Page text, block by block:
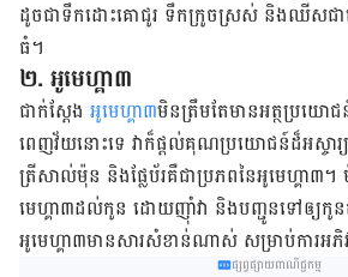
ដូចជា​ទឹក​ដោះ​គោ​ជូរ​ ទឹក​ក្រូច​ស្រស់​ និង​ឈីស​ជា​
ធំ​។
២. អូមេហ្គា​៣
​ជាក់​ស្ដែង​ អូមេហ្គា​៣​មិន​ត្រឹម​តែ​មាន​អត្ថប្រយោ
ពេញ​វ័យ​នោះ​ទេ​ វា​ក៏​ផ្ដល់​គុណប្រយោជន៍​ដ៏​អស្ចារ្យ​
ត្រី​សាល់ម៉ុន​ និង​ផ្លែ​ប័រ​គឺ​ជា​ប្រភព​នៃ​អូមេហ្គា​៣​
មេហ្គា​៣​ដល់​កូន​ ដោយ​ញ៉ាំ​​វា​ និង​បញ្ជូន​ទៅ​ឲ្យ​កូន​
អូមេហ្គា​៣​មាន​សារសំខាន់​ណាស់​ សម្រាប់​ការអភិ
ផ្សព្វផ្សាយពាណិជ្ជកម្ម